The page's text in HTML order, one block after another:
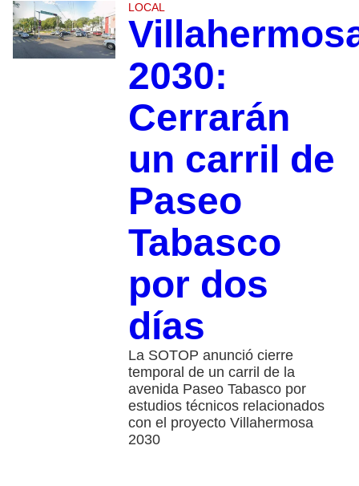
LOCAL
2030:
Cerrarán
un carril de
Paseo
Tabasco
por dos
días
La SOTOP anunció cierre
temporal de un carril de la
avenida Paseo Tabasco por
estudios técnicos relacionados
con el proyecto Villahermosa
2030